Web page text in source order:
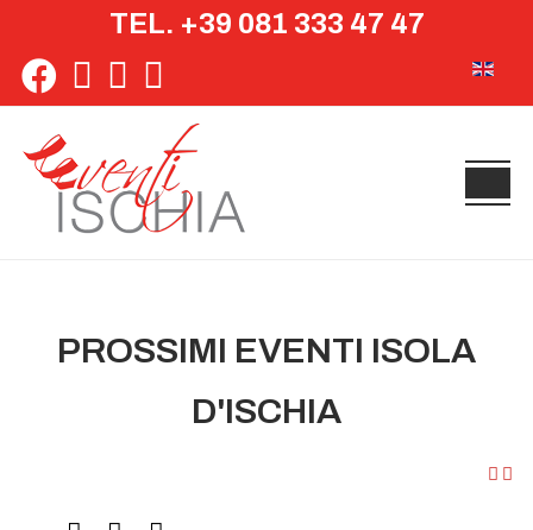
TEL. +39 081 333 47 47
PROSSIMI EVENTI ISOLA
D'ISCHIA